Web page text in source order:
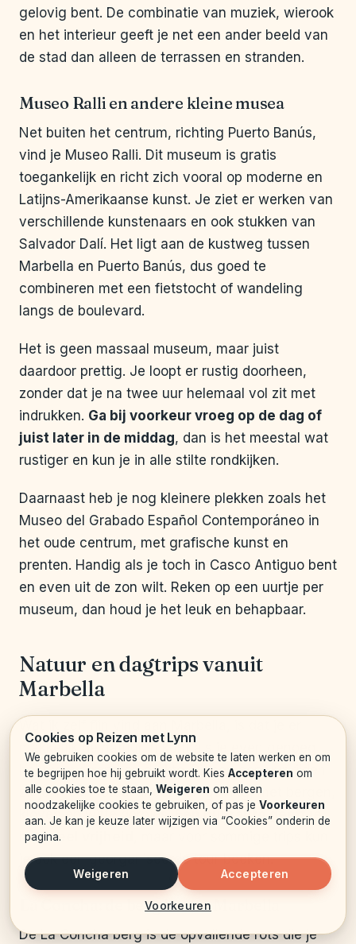
gelovig bent. De combinatie van muziek, wierook
en het interieur geeft je net een ander beeld van
de stad dan alleen de terrassen en stranden.
Museo Ralli en andere kleine musea
Net buiten het centrum, richting Puerto Banús,
vind je Museo Ralli. Dit museum is gratis
toegankelijk en richt zich vooral op moderne en
Latijns-Amerikaanse kunst. Je ziet er werken van
verschillende kunstenaars en ook stukken van
Salvador Dalí. Het ligt aan de kustweg tussen
Marbella en Puerto Banús, dus goed te
combineren met een fietstocht of wandeling
langs de boulevard.
Het is geen massaal museum, maar juist
daardoor prettig. Je loopt er rustig doorheen,
zonder dat je na twee uur helemaal vol zit met
indrukken. Ga bij voorkeur vroeg op de dag of
juist later in de middag, dan is het meestal wat
rustiger en kun je in alle stilte rondkijken.
Daarnaast heb je nog kleinere plekken zoals het
Museo del Grabado Español Contemporáneo in
het oude centrum, met grafische kunst en
prenten. Handig als je toch in Casco Antiguo bent
en even uit de zon wilt. Reken op een uurtje per
museum, dan houd je het leuk en behapbaar.
Natuur en dagtrips vanuit
Marbella
makkelijk de natuur in kunt als je even genoeg
hebt van strand en drukte. Binnen een uur rijden
zit je in een totaal andere omgeving, met bergen,
kloven en witte dorpjes.Een huurauto geeft je
hier veel vrijheid
je ook een georganiseerde tour boeken.
La Concha: de berg boven Marbella
De La Concha berg is de opvallende rots die je
Cookies op Reizen met Lynn
We gebruiken cookies om de website te laten werken en om
te begrijpen hoe hij gebruikt wordt. Kies Accepteren om
alle cookies toe te staan, Weigeren om alleen
noodzakelijke cookies te gebruiken, of pas je Voorkeuren
aan. Je kan je keuze later wijzigen via “Cookies” onderin de
pagina.
Weigeren
Voorkeuren
Accepteren